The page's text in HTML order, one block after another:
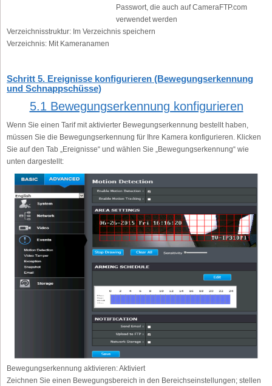
Passwort, die auch auf CameraFTP.com
verwendet werden
Verzeichnisstruktur: Im Verzeichnis speichern
Verzeichnis: Mit Kameranamen
Schritt 5. Ereignisse konfigurieren (Bewegungserkennung
und Schnappschüsse)
5.1 Bewegungserkennung konfigurieren
Wenn Sie einen Tarif mit aktivierter Bewegungserkennung bestellt haben,
müssen Sie die Bewegungserkennung für Ihre Kamera konfigurieren. Klicken
Sie auf den Tab „Ereignisse“ und wählen Sie „Bewegungserkennung“ wie
unten dargestellt:
Bewegungserkennung aktivieren:Aktiviert
Zeichnen Sie einen Bewegungsbereich in den Bereichseinstellungen; stellen